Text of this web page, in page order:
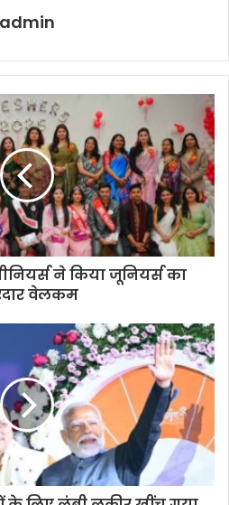
admin
ने किया जूनियर्स का
वेलकम